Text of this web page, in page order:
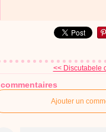
<< Discutabele
commentaires
Ajouter un